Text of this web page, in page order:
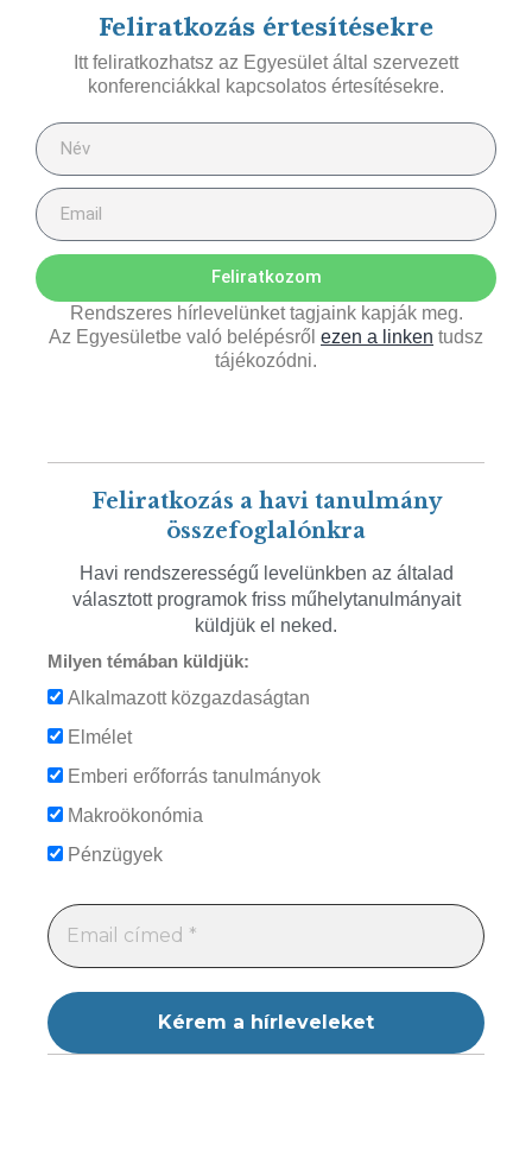
Feliratkozás értesítésekre
Itt feliratkozhatsz az Egyesület által szervezett
konferenciákkal kapcsolatos értesítésekre.
Feliratkozom
Rendszeres hírlevelünket tagjaink kapják meg.
Az Egyesületbe való belépésről ezen a linken tudsz
tájékozódni.
Feliratkozás a havi tanulmány
összefoglalónkra
Havi rendszerességű levelünkben az általad
választott programok friss műhelytanulmányait
küldjük el neked.
Milyen témában küldjük:
Alkalmazott közgazdaságtan
Elmélet
Emberi erőforrás tanulmányok
Makroökonómia
Pénzügyek